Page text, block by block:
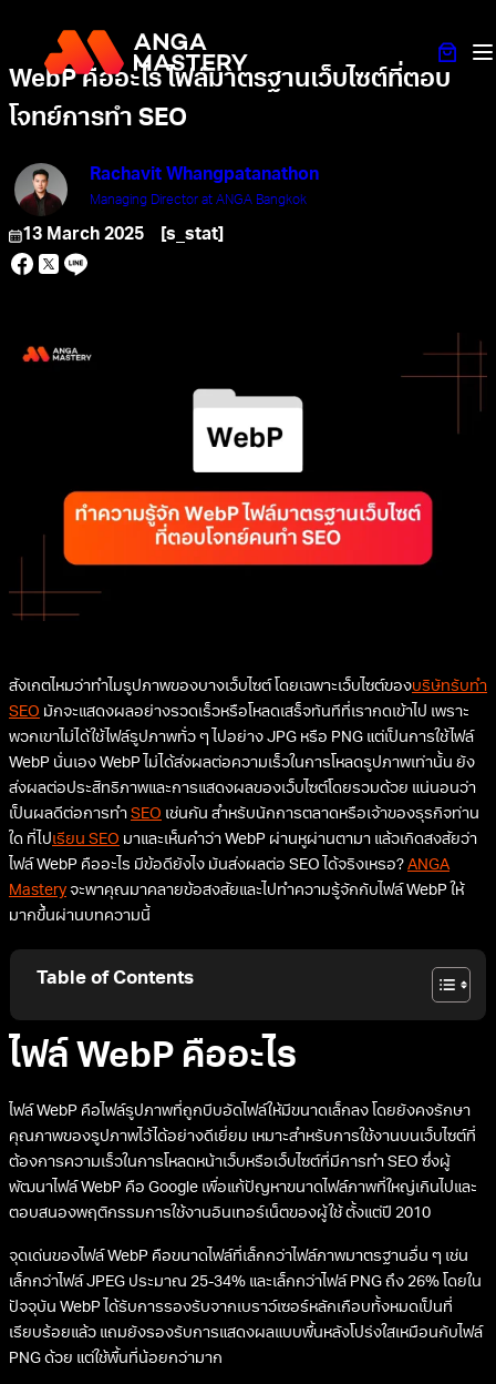
WebP คืออะไร ไฟล์มาตรฐานเว็บไซต์ที่ตอบ
โจทย์การทำ SEO
Rachavit Whangpatanathon
Managing Director at ANGA Bangkok
13 March 2025 [s_stat]
สังเกตไหมว่าทำไมรูปภาพของบางเว็บไซต์ โดยเฉพาะเว็บไซต์ของบริษัทรับทำ
SEO มักจะแสดงผลอย่างรวดเร็วหรือโหลดเสร็จทันทีที่เรากดเข้าไป เพราะ
พวกเขาไม่ได้ใช้ไฟล์รูปภาพทั่ว ๆ ไปอย่าง JPG หรือ PNG แต่เป็นการใช้ไฟล์
WebP นั่นเอง WebP ไม่ได้ส่งผลต่อความเร็วในการโหลดรูปภาพเท่านั้น ยัง
ส่งผลต่อประสิทธิภาพและการแสดงผลของเว็บไซต์โดยรวมด้วย แน่นอนว่า
เป็นผลดีต่อการทำ SEO เช่นกัน สำหรับนักการตลาดหรือเจ้าของธุรกิจท่าน
ใด ที่ไปเรียน SEO มาและเห็นคำว่า WebP ผ่านหูผ่านตามา แล้วเกิดสงสัยว่า
ไฟล์ WebP คืออะไร มีข้อดียังไง มันส่งผลต่อ SEO ได้จริงเหรอ? ANGA
Mastery จะพาคุณมาคลายข้อสงสัยและไปทำความรู้จักกับไฟล์ WebP ให้
มากขึ้นผ่านบทความนี้
Table of Contents
ไฟล์ WebP คืออะไร
ไฟล์ WebP คือไฟล์รูปภาพที่ถูกบีบอัดไฟล์ให้มีขนาดเล็กลง โดยยังคงรักษา
คุณภาพของรูปภาพไว้ได้อย่างดีเยี่ยม เหมาะสำหรับการใช้งานบนเว็บไซต์ที่
ต้องการความเร็วในการโหลดหน้าเว็บหรือเว็บไซต์ที่มีการทำ SEO ซึ่งผู้
พัฒนาไฟล์ WebP คือ Google เพื่อแก้ปัญหาขนาดไฟล์ภาพที่ใหญ่เกินไปและ
ตอบสนองพฤติกรรมการใช้งานอินเทอร์เน็ตของผู้ใช้ ตั้งแต่ปี 2010
จุดเด่นของไฟล์ WebP คือขนาดไฟล์ที่เล็กกว่าไฟล์ภาพมาตรฐานอื่น ๆ เช่น
เล็กกว่าไฟล์ JPEG ประมาณ 25-34% และเล็กกว่าไฟล์ PNG ถึง 26% โดยใน
ปัจจุบัน WebP ได้รับการรองรับจากเบราว์เซอร์หลักเกือบทั้งหมดเป็นที่
เรียบร้อยแล้ว แถมยังรองรับการแสดงผลแบบพื้นหลังโปร่งใสเหมือนกับไฟล์
PNG ด้วย แต่ใช้พื้นที่น้อยกว่ามาก